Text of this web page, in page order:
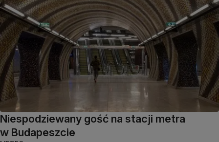
Niespodziewany gość na stacji metra
w Budapeszcie